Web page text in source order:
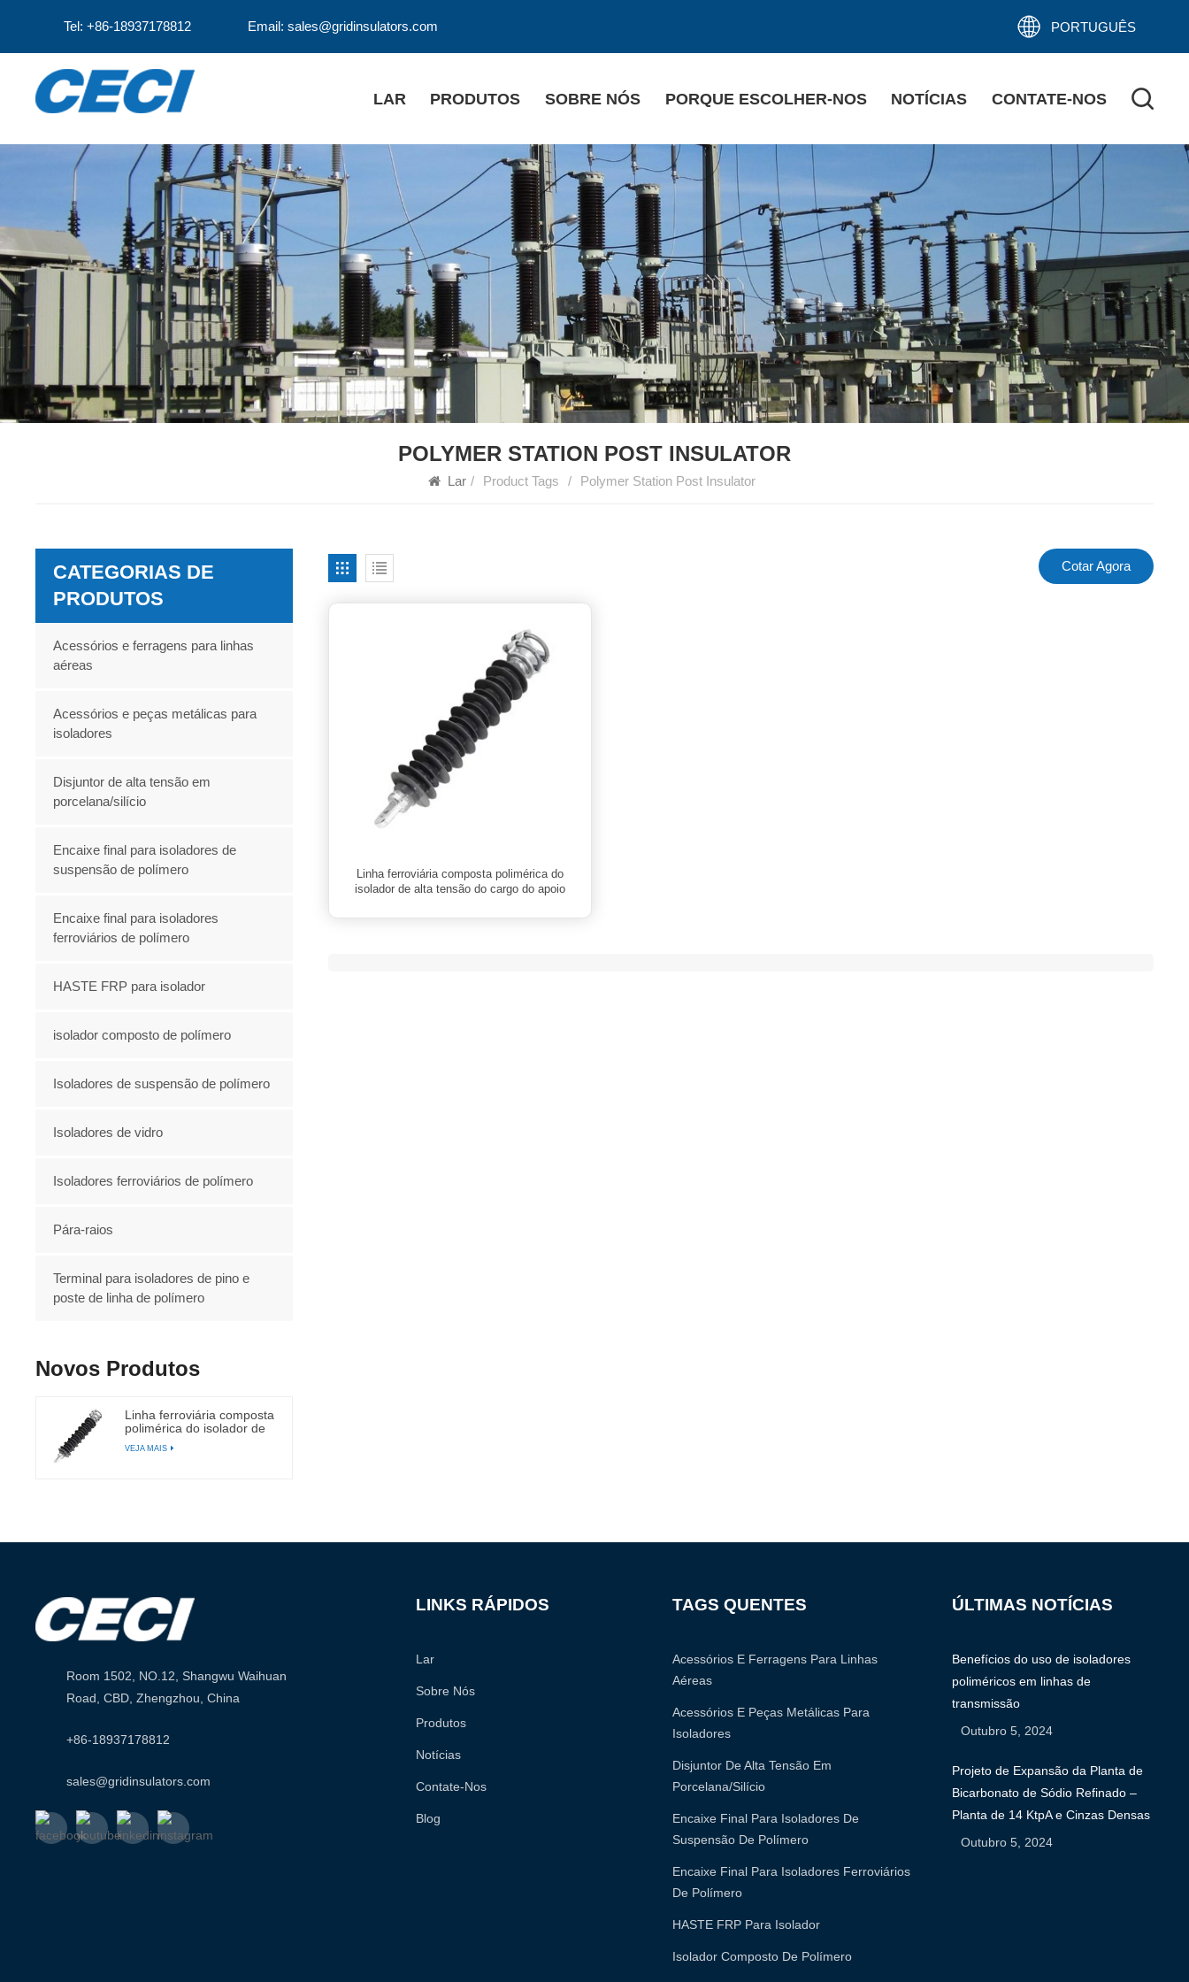
Tel: +86-18937178812 Email: sales@gridinsulators.com PORTUGUÊS
LAR PRODUTOS SOBRE NÓS PORQUE ESCOLHER-NOS NOTÍCIAS CONTATE-NOS
POLYMER STATION POST INSULATOR
Lar / Product Tags / Polymer Station Post Insulator
Cotar Agora
Linha ferroviária composta polimérica do
isolador de alta tensão do cargo do apoio
CATEGORIAS DE
PRODUTOS
Acessórios e ferragens para linhas
aéreas
Acessórios e peças metálicas para
isoladores
Disjuntor de alta tensão em
porcelana/silício
Encaixe final para isoladores de
suspensão de polímero
Encaixe final para isoladores
ferroviários de polímero
HASTE FRP para isolador
isolador composto de polímero
Isoladores de suspensão de polímero
Isoladores de vidro
Isoladores ferroviários de polímero
Pára-raios
Terminal para isoladores de pino e
poste de linha de polímero
Novos Produtos
Linha ferroviária composta
polimérica do isolador de
apoio
VEJA MAIS
Room 1502, NO.12, Shangwu Waihuan
Road, CBD, Zhengzhou, China
+86-18937178812
sales@gridinsulators.com
LINKS RÁPIDOS
Lar
Sobre Nós
Produtos
Notícias
Contate-Nos
Blog
TAGS QUENTES
Acessórios E Ferragens Para Linhas
Aéreas
Acessórios E Peças Metálicas Para
Isoladores
Disjuntor De Alta Tensão Em
Porcelana/silício
Encaixe Final Para Isoladores De
Suspensão De Polímero
Encaixe Final Para Isoladores Ferroviários
De Polímero
HASTE FRP Para Isolador
Isolador Composto De Polímero
ÚLTIMAS NOTÍCIAS
Benefícios do uso de isoladores
poliméricos em linhas de
transmissão
Outubro 5, 2024
Projeto de Expansão da Planta de
Bicarbonato de Sódio Refinado –
Planta de 14 KtpA e Cinzas Densas
Outubro 5, 2024